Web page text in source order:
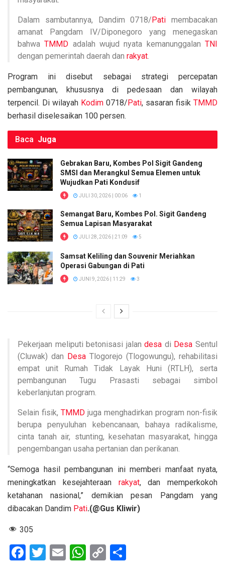
Dalam sambutannya, Dandim 0718/Pati membacakan
amanat Pangdam IV/Diponegoro yang menegaskan
bahwaTMMD adalah wujud nyata kemanunggalanTNI
dengan pemerintah daerah dan rakyat.
Program ini disebut sebagai strategi percepatan
pembangunan, khususnya di pedesaan dan wilayah
terpencil. Di wilayah Kodim 0718/Pati, sasaran fisik TMMD
berhasil diselesaikan 100 persen.
Baca Juga
Gebrakan Baru, Kombes Pol Sigit Gandeng
SMSI dan Merangkul Semua Elemen untuk
Wujudkan Pati Kondusif
JULI 30, 2026 | 00:06 1
Semangat Baru, Kombes Pol. Sigit Gandeng
Semua Lapisan Masyarakat
JULI 28, 2026 | 21:09 5
Samsat Keliling dan Souvenir Meriahkan
Operasi Gabungan di Pati
JUNI 9, 2026 | 11:29 3
Pekerjaan meliputi betonisasi jalandesa di Desa Sentul
(Cluwak) dan Desa Tlogorejo (Tlogowungu), rehabilitasi
empat unit Rumah Tidak Layak Huni (RTLH), serta
pembangunan Tugu Prasasti sebagai simbol
keberlanjutan program.
Selain fisik, TMMD juga menghadirkan program non-fisik
berupa penyuluhan kebencanaan, bahaya radikalisme,
cinta tanah air, stunting, kesehatan masyarakat, hingga
pengembangan usaha pertanian dan perikanan.
“Semoga hasil pembangunan ini memberi manfaat nyata,
meningkatkan kesejahteraan rakyat, dan memperkokoh
ketahanan nasional,” demikian pesan Pangdam yang
dibacakan Dandim Pati.(@Gus Kliwir)
305
F
T
E
W C